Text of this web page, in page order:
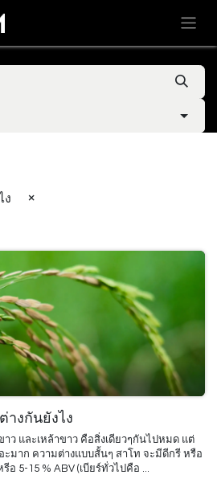
ง ×
างกันยังไง
ว และเหล้าขาว คือสิ่งเดียวๆกันไปหมด แต่
ะมาก ความต่างแบบสั้นๆ สาโท จะมีดีกรี หรือ
อ 5-15 % ABV (เบียร์ทั่วไปคือ ...